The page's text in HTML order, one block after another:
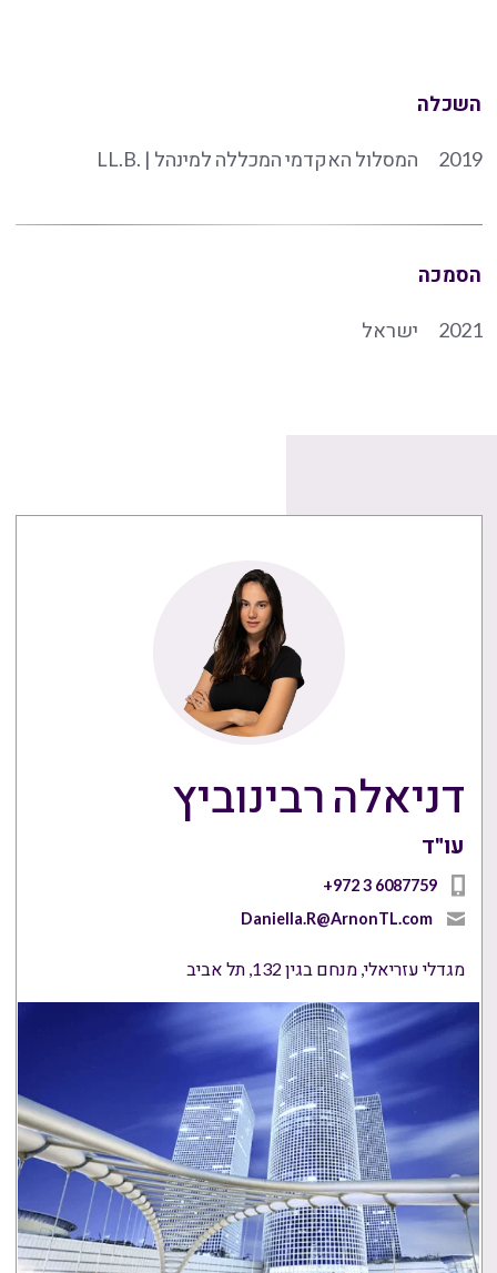
השכלה
2019 המסלול האקדמי המכללה למינהל | .LL.B
הסמכה
2021 ישראל
דניאלה רבינוביץ
עו"ד
+972 3 6087759
Daniella.R@ArnonTL.com
מגדלי עזריאלי, מנחם בגין 132, תל אביב